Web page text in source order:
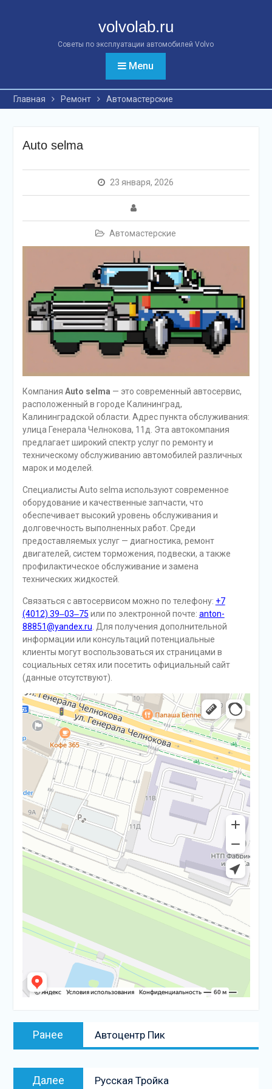
volvolab.ru
Советы по эксплуатации автомобилей Volvo
Menu
Главная Ремонт Автомастерские
Auto selma
23 января, 2026
Автомастерские
Компания Auto selma — это современный автосервис,
расположенный в городе Калининград,
Калининградской области. Адрес пункта обслуживания:
улица Генерала Челнокова, 11д. Эта автокомпания
предлагает широкий спектр услуг по ремонту и
техническому обслуживанию автомобилей различных
марок и моделей.
Специалисты Auto selma используют современное
оборудование и качественные запчасти, что
обеспечивает высокий уровень обслуживания и
долговечность выполненных работ. Среди
предоставляемых услуг — диагностика, ремонт
двигателей, систем торможения, подвески, а также
профилактическое обслуживание и замена
технических жидкостей.
Связаться с автосервисом можно по телефону: +7
(4012) 39‒03‒75 или по электронной почте: anton-
88851@yandex.ru. Для получения дополнительной
информации или консультаций потенциальные
клиенты могут воспользоваться их страницами в
социальных сетях или посетить официальный сайт
(данные отсутствуют).
Навигация
Ранее
Предыдущая
запись:
Автоцентр Пик
Далее
Следующая
Русская Тройка